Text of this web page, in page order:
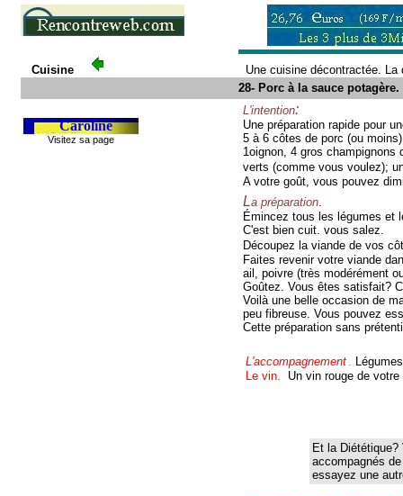
Cuisine
Une cuisine décontractée.
28- Porc à la sauce potagère.
Caroline
Visitez sa page
L'intention:
Une préparation rapide pour
5 à 6 côtes de porc (ou
1oignon, 4 gros
verts (comme vous voulez);
A votre goût, vous pouvez
La préparation.
Émincez tous les légumes et
C'est bien cuit. vous salez.
Découpez la viande de vos
Faites revenir votre viande
ail, poivre (très modérément
Goûtez. Vous êtes satisfait?
Voilà une belle occasion de
peu fibreuse. Vous pouvez
Cette préparation sans
L'accompagnement.
Le vin.
Un vin rouge de
Et la
accompagnés
essayez une